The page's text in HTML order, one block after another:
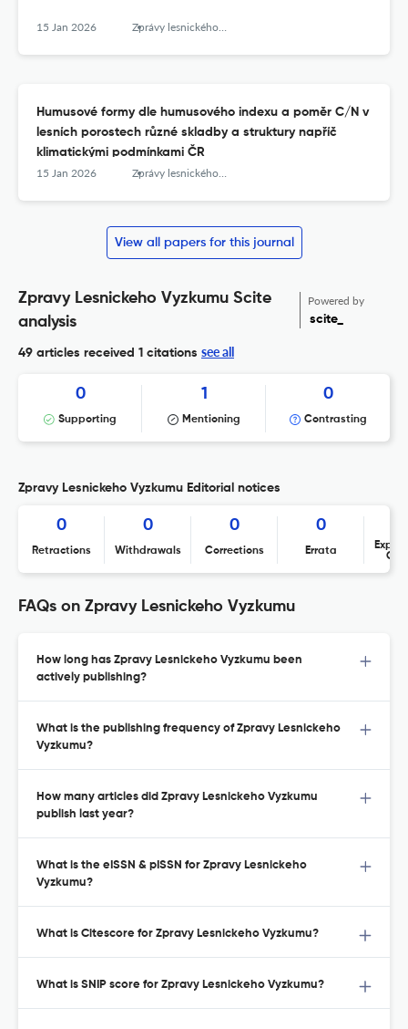
15 Jan 2026 Zprávy lesnického výzkumu
Humusové formy dle humusového indexu a poměr C/N v
lesních porostech různé skladby a struktury napříč
klimatickými podmínkami ČR
15 Jan 2026 Zprávy lesnického výzkumu
View all papers for this journal
Zpravy Lesnickeho Vyzkumu Scite
analysis
Powered by
scite_
49 articles received 1 citations see all
0
Supporting
1
Mentioning
0
Contrasting
Zpravy Lesnickeho Vyzkumu Editorial notices
0
Retractions
0
Withdrawals
0
Corrections
0
Errata
FAQs on Zpravy Lesnickeho Vyzkumu
How long has Zpravy Lesnickeho Vyzkumu been
actively publishing?
What is the publishing frequency of Zpravy Lesnickeho
Vyzkumu?
How many articles did Zpravy Lesnickeho Vyzkumu
publish last year?
What is the eISSN & pISSN for Zpravy Lesnickeho
Vyzkumu?
What is Citescore for Zpravy Lesnickeho Vyzkumu?
What is SNIP score for Zpravy Lesnickeho Vyzkumu?